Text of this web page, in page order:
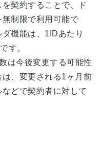
契約することで、ド
制限で利用可能で
機能は、1IDあたり
す。
は今後変更する可能性
、変更される1ヶ月前
どで契約者に対して